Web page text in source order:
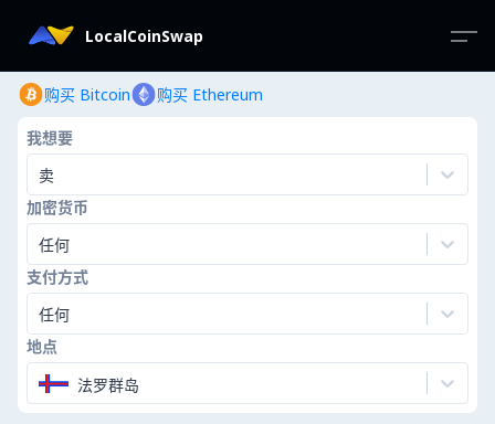
LocalCoinSwap
购买 Bitcoin 购买 Ethereum
我想要
卖
加密货币
任何
支付方式
任何
地点
法罗群岛